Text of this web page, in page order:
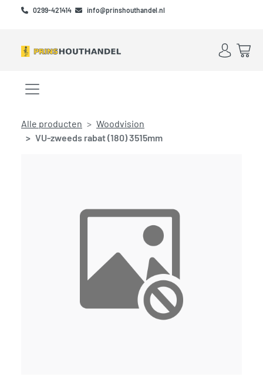
Skip to main content
Skip to footer
0299-421414 info@prinshouthandel.nl
Account
Menu openen/sluiten
Alle producten
Woodvision
VU-zweeds rabat (180) 3515mm